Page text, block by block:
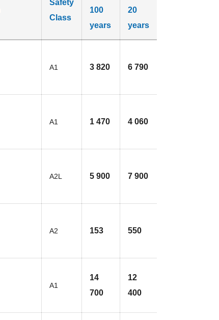
Safety
Class
100
years
20
years
A1 3 820 6 790
A1 1 470 4 060
A2L 5 900 7 900
A2 153 550
A1
14
700
12
400